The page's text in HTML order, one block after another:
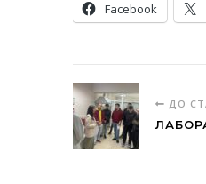
Facebook
ДО